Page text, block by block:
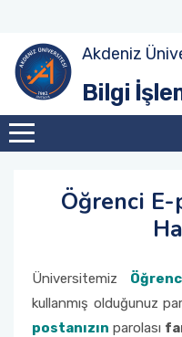
Akdeniz
Bilgi
Öğrenci
Üniversitemiz
kullanmış olduğunuz
postanızın parolası
Misyon ve Vizyon
Kalite Komisyonu
Görev Tanımları
Öğrenci E-posta
Personel E-posta
Ağ ve Sistem Hizmetleri
Office 365
SSL-VPN (Kütüphane
Teknik Servis Hizmetleri
Bilgi Güvenliği
BGYS Politikası